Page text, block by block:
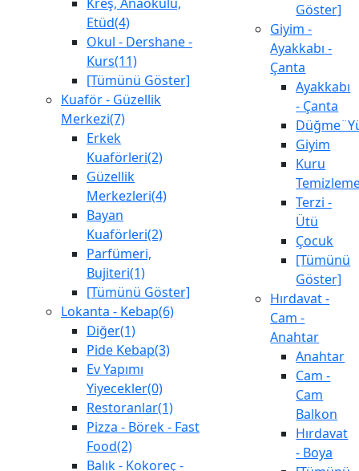
Etüd(4)
Okul - Dershane -
Kurs(11)
[Tümünü Göster]
Kuaför - Güzellik
Merkezi(7)
Erkek
Kuaförleri(2)
Güzellik
Merkezleri(4)
Bayan
Kuaförleri(2)
Parfümeri,
Bujiteri(1)
[Tümünü Göster]
Lokanta - Kebap(6)
Diğer(1)
Pide Kebap(3)
Ev Yapımı
Yiyecekler(0)
Restoranlar(1)
Pizza - Börek - Fast
Food(2)
Balık - Kokoreç -
Göster]
Giyim -
Ayakkabı -
Çanta
Ayakkabı
- Çanta
Giyim
Kuru
Terzi -
Ütü
Çocuk
[Tümünü
Göster]
Hırdavat -
Cam -
Anahtar
Anahtar
Cam -
Cam
Balkon
Hırdavat
- Boya